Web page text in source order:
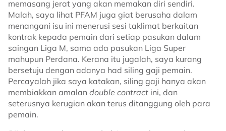
memasang jerat yang akan memakan diri sendiri.
Malah, saya lihat PFAM juga giat berusaha dalam
menangani isu ini menerusi sesi taklimat berkaitan
kontrak kepada pemain dari setiap pasukan dalam
saingan Liga M, sama ada pasukan Liga Super
mahupun Perdana. Kerana itu jugalah, saya kurang
bersetuju dengan adanya had siling gaji pemain.
Percayalah jika saya katakan, siling gaji hanya akan
membiakkan amalan double contract ini, dan
seterusnya kerugian akan terus ditanggung oleh para
pemain.